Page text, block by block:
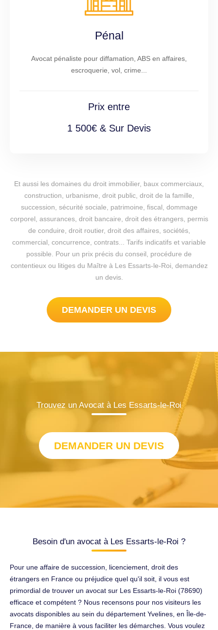
Pénal
Avocat pénaliste pour diffamation, ABS en affaires,
escroquerie, vol, crime...
Prix entre
1 500€ & Sur Devis
Et aussi les domaines du droit immobilier, baux commerciaux,
construction, urbanisme, droit public, droit de la famille,
succession, sécurité sociale, patrimoine, fiscal, dommage
corporel, assurances, droit bancaire, droit des étrangers, permis
de conduire, droit routier, droit des affaires, sociétés,
commercial, concurrence, contrats... Tarifs indicatifs et variable
possible. Pour un prix précis du conseil, procédure de
contentieux ou litiges du Maître à Les Essarts-le-Roi, demandez
un devis.
DEMANDER UN DEVIS
Trouvez un Avocat à Les Essarts-le-Roi
DEMANDER UN DEVIS
Besoin d'un avocat à Les Essarts-le-Roi ?
Pour une affaire de succession, licenciement, droit des
étrangers en France ou préjudice quel qu'il soit, il vous est
primordial de trouver un avocat sur Les Essarts-le-Roi (78690)
efficace et compétent ? Nous recensons pour nos visiteurs les
avocats disponibles au sein du département Yvelines, en Île-de-
France, de manière à vous faciliter les démarches. Vous voulez